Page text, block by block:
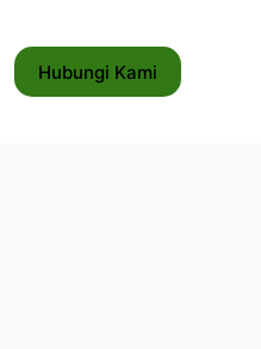
Hubungi Kami